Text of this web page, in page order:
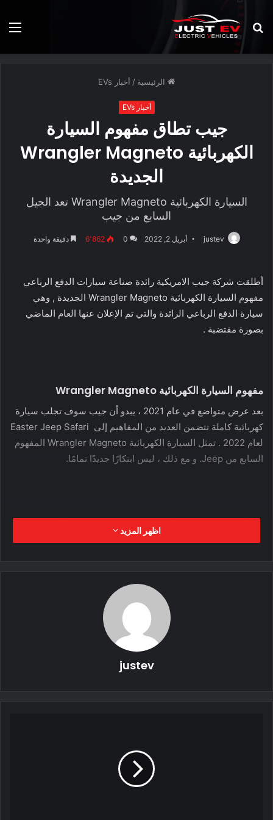
بحث
عن
الرئيسية / أخبار EVs
أخبار EVs
جيب تطاق مفهوم السيارة
الكهربائية Wrangler Magneto
الجديدة
السيارة الكهربائية Wrangler Magneto تعد الجيل
السابع من جيب
justev أبريل 2, 2022 0 6٬862 دقيقة واحدة
أطلقت شركة جيب الامريكية رائدة صناعة سيارات الدفع الرباعي
مفهوم السيارة الكهربائية Wrangler Magneto الجديدة , وهي
سيارة الدفع الرباعي الرائدة والتي تم الإعلان عنها العام الماضي
بصورة مقتضبة .
مفهوم السيارة الكهربائية Wrangler Magneto
بعد عرض متواضع في عام 2021 ، يبدو أن جيب سوف تجلب سيارة
كهربائية كاملة تتضمن العديد من المفاهيم إلى Easter Jeep Safari
لعام 2022 . تمثل السيارة الكهربائية Wrangler Magneto المفهوم
السابع من Jeep. و مع ذلك ، ليس ابتكارًا جديدًا تمامًا.
تم الكشف عن السيارة الكهربائية Wrangler Magneto الاختبارية
كسيارة كهربائية بالكامل للطرق الوعرة ، تعتمد على روبيكون ذات
تذكرنا Jeep مع تلك السيارة قدرة جيب الأسطورية للدفع الرباعي
4×4 والتطوير على الطرق الوعرة إلى أبعد من ذلك.” من الواضح أن
هناك شيئًا إضافيًا يحدث هنا. السؤال هو ، هل نتعامل مع نسخة معدلة
من مفهوم Magneto الخاصة بالعام الماضي ، أم أنها السيارة
اظهر المزيد
justev